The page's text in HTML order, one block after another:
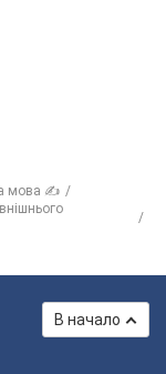
мова ✍
В начало